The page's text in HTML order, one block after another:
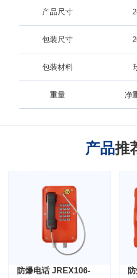
产品尺寸
包装尺寸
包装材料
重量 净
产品推
防爆电话 JREX106-